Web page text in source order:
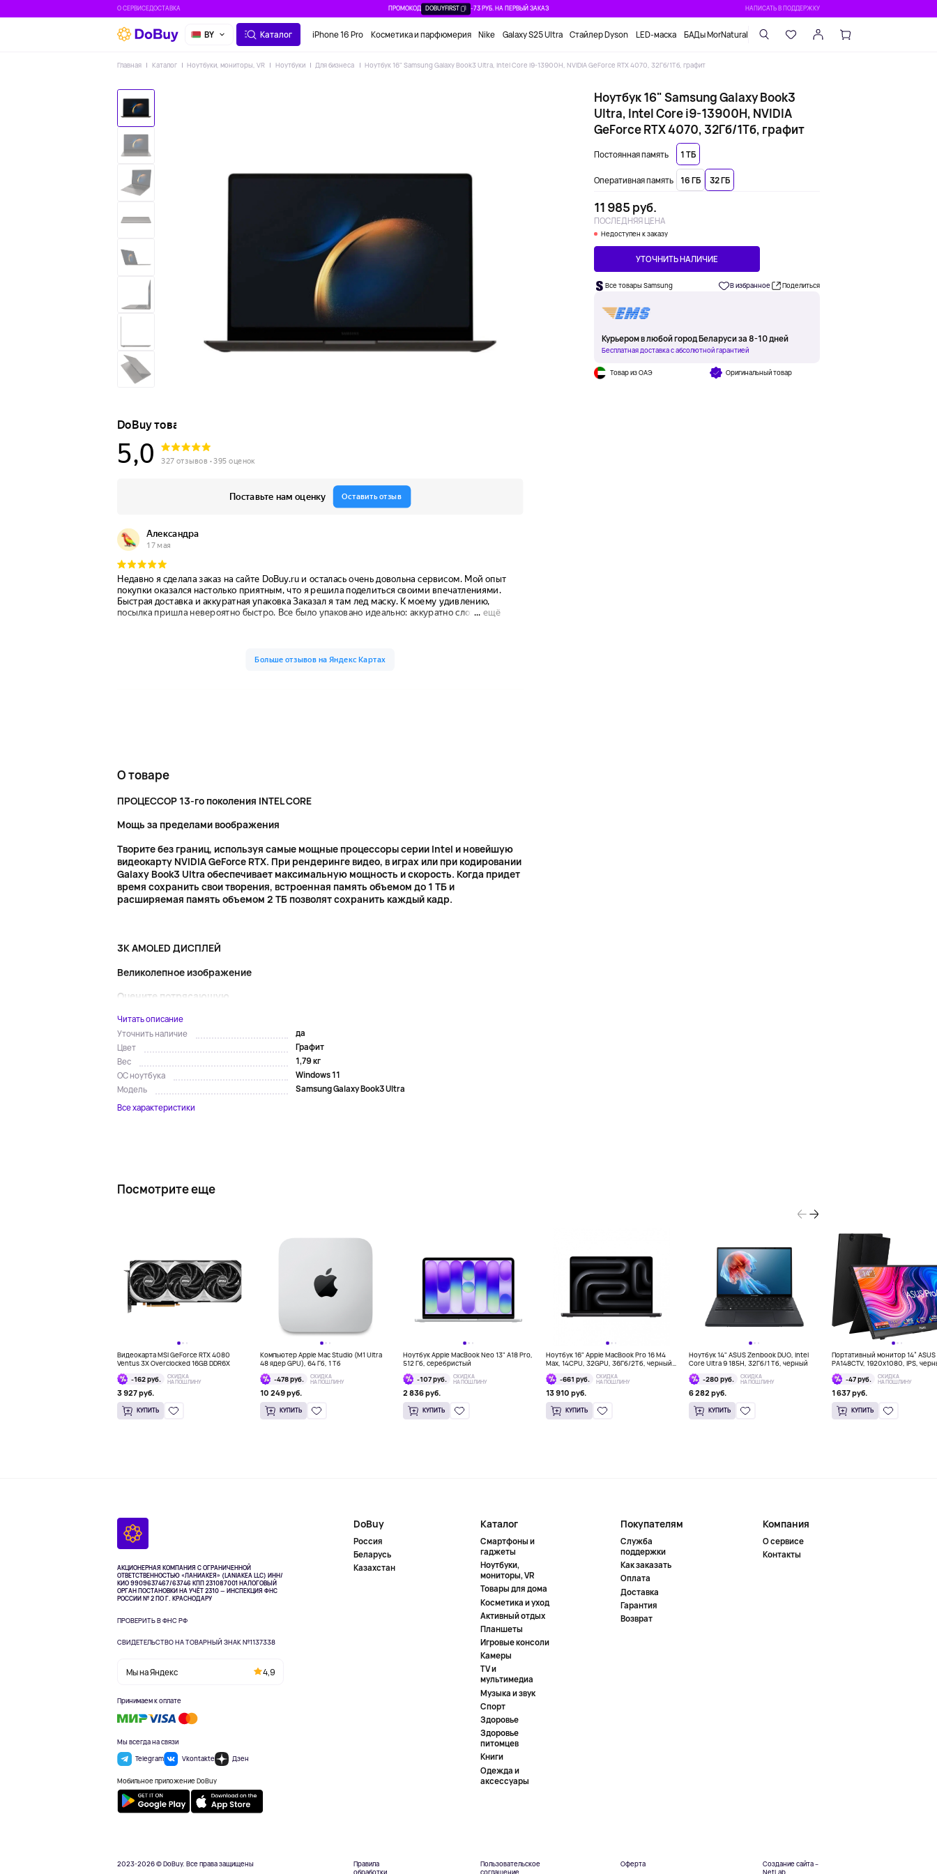
О СЕРВИСЕДОСТАВКА ПРОМОКОД DOBUYFIRST -73 РУБ. НА ПЕРВЫЙ ЗАКАЗ НАПИСАТЬ В ПОДДЕРЖКУ
BY Каталог iPhone 16 Pro Косметика и парфюмерия Nike Galaxy S25 Ultra Стайлер Dyson LED-маска БАДы MorNatural
Главная Каталог Ноутбуки, мониторы, VR Ноутбуки Для бизнеса Ноутбук 16" Samsung Galaxy Book3 Ultra, Intel Core i9-13900H, NVIDIA GeForce RTX 4070, 32Гб/1Тб, графит
Ноутбук 16" Samsung Galaxy Book3
Ultra, Intel Core i9-13900H, NVIDIA
GeForce RTX 4070, 32Гб/1Тб, графит
Постоянная память 1 ТБ
Оперативная память 16 ГБ 32 ГБ
11 985 руб.
ПОСЛЕДНЯЯ ЦЕНА
Недоступен к заказу
УТОЧНИТЬ НАЛИЧИЕ
Все товары Samsung В избранное Поделиться
Курьером в любой город Беларуси за 8-10 дней
Бесплатная доставка с абсолютной гарантией
Товар из ОАЭ Оригинальный товар
О товаре
ПРОЦЕССОР 13-го поколения INTEL CORE
Мощь за пределами воображения
Творите без границ, используя самые мощные процессоры серии Intel и новейшую
видеокарту NVIDIA GeForce RTX. При рендеринге видео, в играх или при кодировании
Galaxy Book3 Ultra обеспечивает максимальную мощность и скорость. Когда придет
время сохранить свои творения, встроенная память объемом до 1 ТБ и
расширяемая память объемом 2 ТБ позволят сохранить каждый кадр.
3K AMOLED ДИСПЛЕЙ
Великолепное изображение
Оцените потрясающую...
Читать описание
Уточнить наличие
да
Цвет
Графит
Вес
1,79 кг
ОС ноутбука
Windows 11
Модель
Samsung Galaxy Book3 Ultra
Все характеристики
Посмотрите еще
Видеокарта MSI GeForce RTX 4080
Ventus 3X Overclocked 16GB DDR6X
-162 руб.
СКИДКА
НА ПОШЛИНУ
3 927 руб.
КУПИТЬ
Компьютер Apple Mac Studio (M1 Ultra
48 ядер GPU), 64 Гб, 1 Тб
-478 руб.
СКИДКА
НА ПОШЛИНУ
10 249 руб.
КУПИТЬ
Ноутбук Apple MacBook Neo 13" A18 Pro,
512 Гб, серебристый
-107 руб.
СКИДКА
НА ПОШЛИНУ
2 836 руб.
КУПИТЬ
Ноутбук 16" Apple MacBook Pro 16 M4
Max, 14CPU, 32GPU, 36Гб/2Тб, черный
космос
-661 руб.
СКИДКА
НА ПОШЛИНУ
13 910 руб.
КУПИТЬ
Ноутбук 14" ASUS Zenbook DUO, Intel
Core Ultra 9 185H, 32Гб/1 Тб, черный
-280 руб.
СКИДКА
НА ПОШЛИНУ
6 282 руб.
КУПИТЬ
Портативный монитор 14”
PA148CTV, 1920x1080, IPS,
-47 руб.
СКИДКА
НА ПОШЛИНУ
1 637 руб.
КУПИТЬ
АКЦИОНЕРНАЯ КОМПАНИЯ С ОГРАНИЧЕННОЙ
ОТВЕТСТВЕННОСТЬЮ «ЛАНИАКЕЯ» (LANIAKEA LLC) ИНН/
КИО 9909637467/63746 КПП 231087001НАЛОГОВЫЙ
ОРГАН ПОСТАНОВКИ НА УЧЁТ 2310 — ИНСПЕКЦИЯ ФНС
РОССИИ № 2 ПО Г. КРАСНОДАРУ
ПРОВЕРИТЬ В ФНС РФ
СВИДЕТЕЛЬСТВО НА ТОВАРНЫЙ ЗНАК №1137338
Мы на Яндекс 4,9
Принимаем к оплате
Мы всегда на связи
Telegram
Vkontakte Дзен
Мобильное приложение DoBuy
DoBuy
Россия
Беларусь
Казахстан
Каталог
Смартфоны и
гаджеты
Ноутбуки,
мониторы, VR
Товары для дома
Косметика и уход
Активный отдых
Планшеты
Игровые консоли
Камеры
TV и
мультимедиа
Музыка и звук
Спорт
Здоровье
Здоровье
питомцев
Книги
Одежда и
аксессуары
Покупателям
Служба
поддержки
Как заказать
Оплата
Доставка
Гарантия
Возврат
Компания
О сервисе
Контакты
2023-2026 © DoBuy. Все права защищены
Правила
Пользовательское
Оферта
Создание сайта –